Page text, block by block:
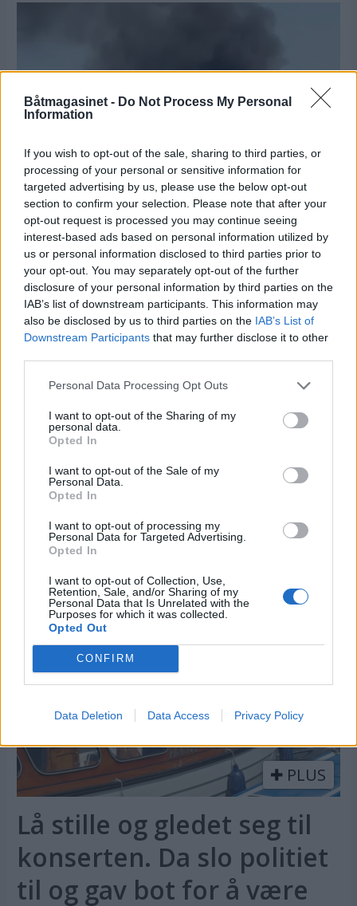
Båtmagasinet - Do Not Process My Personal
Information
If you wish to opt-out of the sale, sharing to third parties, or
processing of your personal or sensitive information for
targeted advertising by us, please use the below opt-out
section to confirm your selection. Please note that after your
opt-out request is processed you may continue seeing
interest-based ads based on personal information utilized by
us or personal information disclosed to third parties prior to
your opt-out. You may separately opt-out of the further
disclosure of your personal information by third parties on the
IAB’s list of downstream participants. This information may
also be disclosed by us to third parties on the IAB’s List of
Downstream Participants that may further disclose it to other
Personal Data Processing Opt Outs
I want to opt-out of the Sharing of my
personal data.
Opted In
I want to opt-out of the Sale of my
Personal Data.
Opted In
I want to opt-out of processing my
Personal Data for Targeted Advertising.
Opted In
I want to opt-out of Collection, Use,
Retention, Sale, and/or Sharing of my
Personal Data that Is Unrelated with the
Purposes for which it was collected.
Opted Out
CONFIRM
Data Deletion Data Access Privacy Policy
PLUS
Branndrama og båtkrasj
ved Kongen Marina
Se opp for alger langs
Svenskekysten
PLUS
Lå stille og gledet seg til
konserten. Da slo politiet
til og gav bot for å være